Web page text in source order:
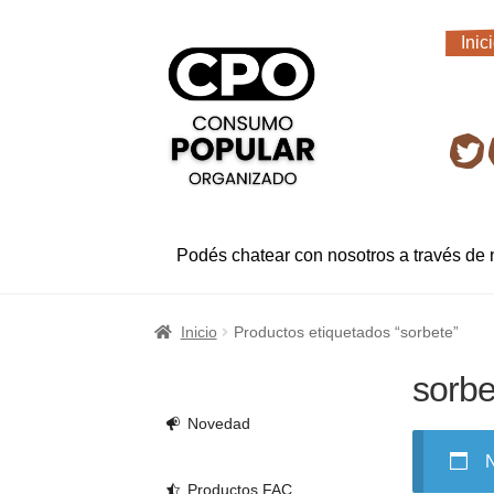
navegación
al
contenido
Podés chatear con nosotros a través de
Inicio Productos etiquetados “sorbete”
Novedad
Productos FAC.